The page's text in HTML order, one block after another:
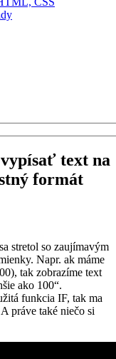
text na
formát
stretol so zaujímavým
Napr. ak máme
tak zobrazíme text
ako 100“.
funkcia IF, tak ma
práve také niečo si